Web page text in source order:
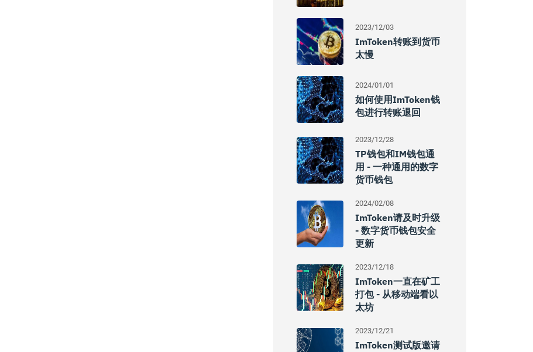
2023/12/03
ImToken转账到货币
太慢
2024/01/01
如何使用imToken钱
包进行转账退回
2023/12/28
TP钱包和IM钱包通
用 - 一种通用的数字
货币钱包
2024/02/08
ImToken请及时升级
- 数字货币钱包安全
更新
2023/12/18
ImToken一直在矿工
打包 - 从移动端看以
太坊
2023/12/21
ImToken测试版邀请